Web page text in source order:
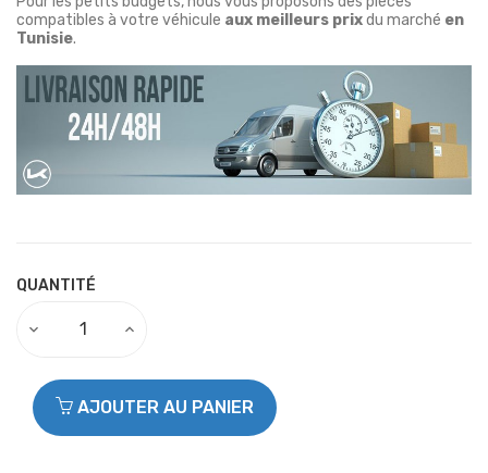
compatibles à votre véhicule aux meilleurs prixdu marché en
Tunisie.
QUANTITÉ
AJOUTER AU PANIER